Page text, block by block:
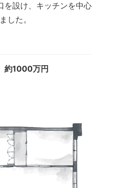
を設け、キッチンを中心
した。
1000万円